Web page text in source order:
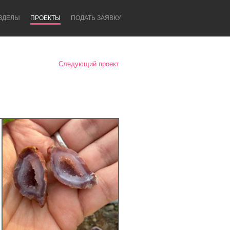
ПРОЕКТЫ ПОДАТЬ ЗАЯВКУ
Newcastle
Следующий проект